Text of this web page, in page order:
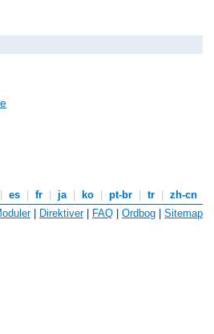
es fr ja ko pt-br tr
zh-cn
| Direktiver| FAQ | Ordbog | Sitemap